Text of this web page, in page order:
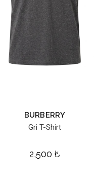
BURBERRY
Gri T-Shirt
2,500 ₺